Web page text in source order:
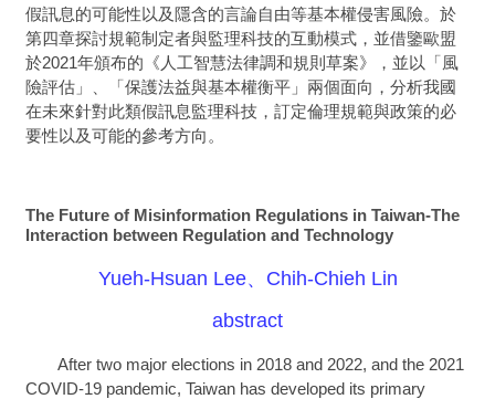
假訊息的可能性以及隱含的言論自由等基本權侵害風險。於
第四章探討規範制定者與監理科技的互動模式，並借鑒歐盟
於2021年頒布的《人工智慧法律調和規則草案》，並以「風
險評估」、「保護法益與基本權衡平」兩個面向，分析我國
在未來針對此類假訊息監理科技，訂定倫理規範與政策的必
要性以及可能的參考方向。
The Future of Misinformation Regulations in Taiwan-The
Interaction between Regulation and Technology
Yueh-Hsuan Lee、Chih-Chieh Lin
abstract
After two major elections in 2018 and 2022, and the 2021
COVID-19 pandemic, Taiwan has developed its primary